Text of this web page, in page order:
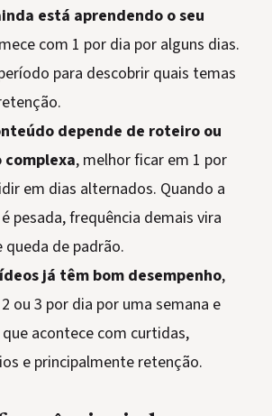
está aprendendo o seu
com 1 por dia por alguns dias.
para descobrir quais temas
depende de roteiro ou
, melhor ficar em 1 por
em dias alternados. Quando a
pesada, frequência demais vira
queda de padrão.
já têm bom desempenho,
ou 3 por dia por uma semana e
acontece com curtidas,
e principalmente retenção.